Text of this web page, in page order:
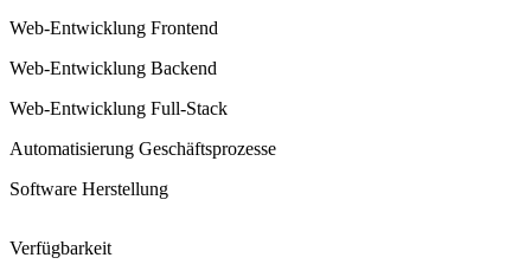
Web-Entwicklung Frontend
Web-Entwicklung Backend
Web-Entwicklung Full-Stack
Automatisierung Geschäftsprozesse
Software Herstellung
Verfügbarkeit